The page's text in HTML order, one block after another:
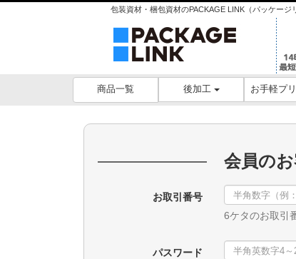
包装資材・梱包資材のPACKAGE LINK（パッケージ
商品一覧 後加工 お手軽プ
会員の
お取引番号
6ケタのお取引
パスワード